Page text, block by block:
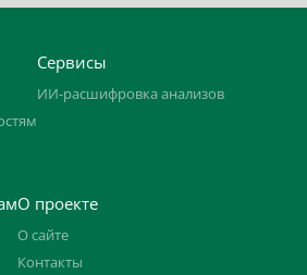
Сервисы
ИИ-расшифровка анализов
О проекте
О сайте
Контакты